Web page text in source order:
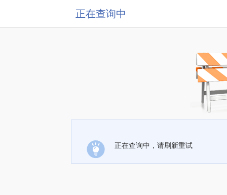
正在查询中
正在查询中，请刷新重试